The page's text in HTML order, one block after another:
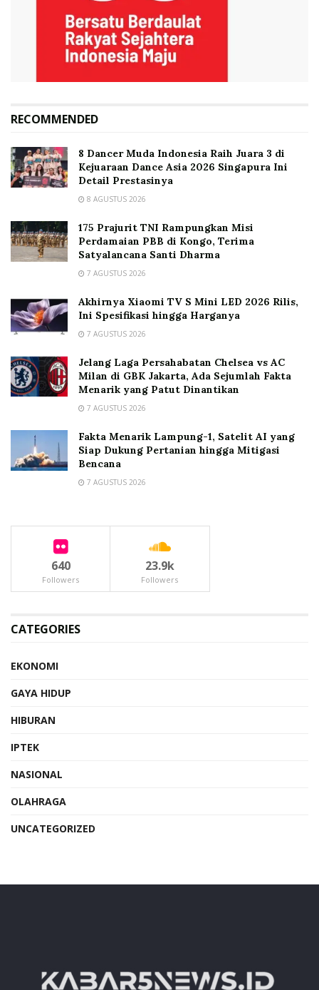
RECOMMENDED
8 Dancer Muda Indonesia Raih Juara 3 di
Kejuaraan Dance Asia 2026 Singapura Ini
Detail Prestasinya
8 AGUSTUS 2026
175 Prajurit TNI Rampungkan Misi
Perdamaian PBB di Kongo, Terima
Satyalancana Santi Dharma
7 AGUSTUS 2026
Akhirnya Xiaomi TV S Mini LED 2026 Rilis,
Ini Spesifikasi hingga Harganya
7 AGUSTUS 2026
Jelang Laga Persahabatan Chelsea vs AC
Milan di GBK Jakarta, Ada Sejumlah Fakta
Menarik yang Patut Dinantikan
7 AGUSTUS 2026
Fakta Menarik Lampung-1, Satelit AI yang
Siap Dukung Pertanian hingga Mitigasi
Bencana
7 AGUSTUS 2026
640
Followers
23.9k
Followers
CATEGORIES
EKONOMI
GAYA HIDUP
HIBURAN
IPTEK
NASIONAL
OLAHRAGA
UNCATEGORIZED